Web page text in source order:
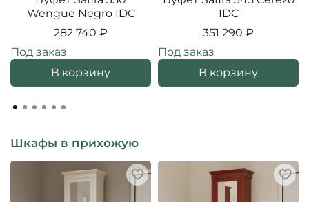
Wengue Negro IDC
282 740 ₽
Под заказ
В корзину
IDC
351 290 ₽
Под заказ
В корзину
Шкафы в прихожую